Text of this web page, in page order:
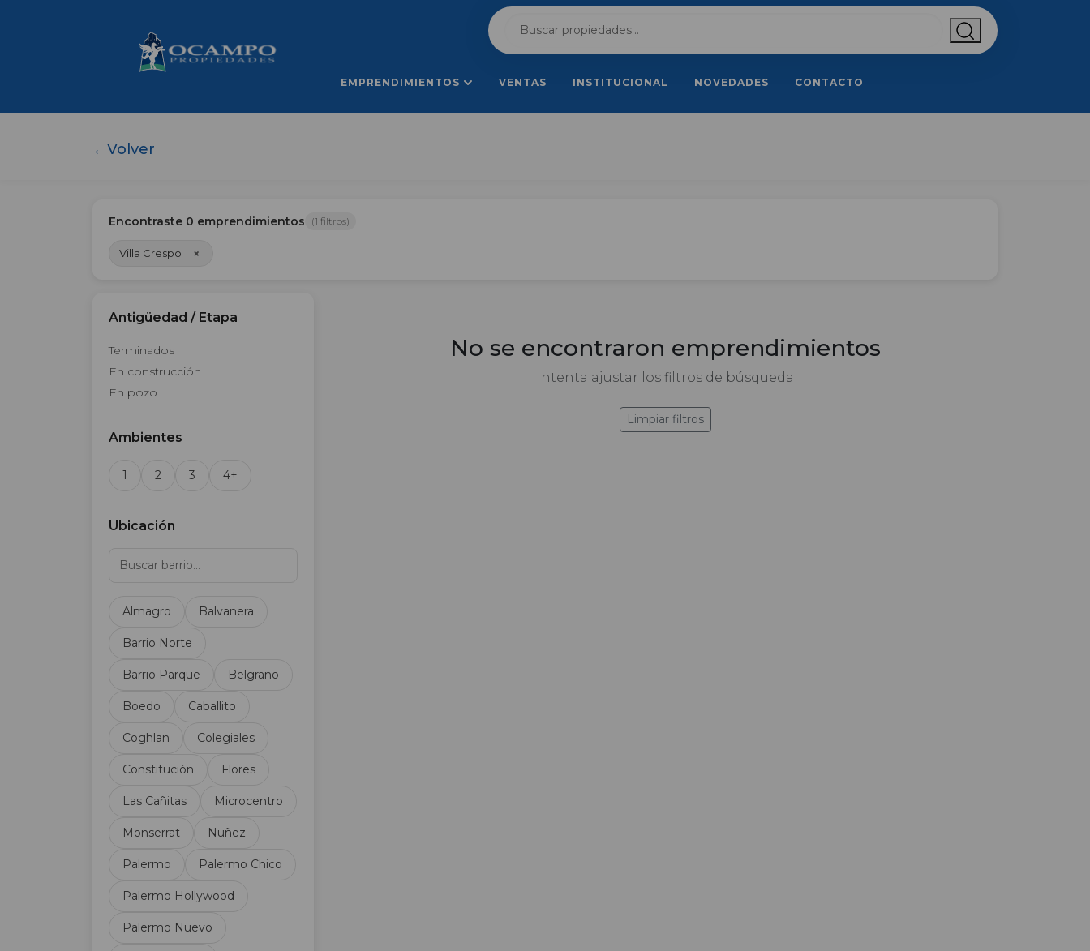
EMPRENDIMIENTOS VENTAS INSTITUCIONAL NOVEDADES CONTACTO
←Volver
Encontraste 0 emprendimientos (1 filtros)
Villa Crespo ×
Antigüedad / Etapa
Terminados
En construcción
En pozo
Ambientes
1 2 3 4+
Ubicación
Almagro Balvanera
Barrio Norte
Barrio Parque Belgrano
Boedo Caballito
Coghlan Colegiales
Constitución Flores
Las Cañitas Microcentro
Monserrat Nuñez
Palermo Palermo Chico
Palermo Hollywood
Palermo Nuevo
No se encontraron emprendimientos
Intenta ajustar los filtros de búsqueda
Limpiar filtros